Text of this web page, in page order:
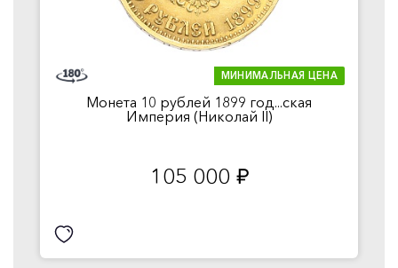
МИНИМАЛЬНАЯ ЦЕНА
Монета 10 рублей 1899 год...ская
Империя (Николай II)
105 000 руб.